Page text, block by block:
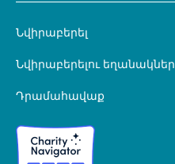
Նվիրաբերել
Նվիրաբերելու եղանակներ
Դրամահավաք